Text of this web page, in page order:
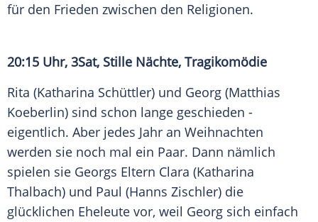
für den Frieden zwischen den Religionen.
20:15 Uhr, 3Sat, Stille Nächte, Tragikomödie
Rita (Katharina Schüttler) und Georg (Matthias
Koeberlin) sind schon lange geschieden -
eigentlich. Aber jedes Jahr an Weihnachten
werden sie noch mal ein Paar. Dann nämlich
spielen sie Georgs Eltern Clara (Katharina
Thalbach) und Paul (Hanns Zischler) die
glücklichen Eheleute vor, weil Georg sich einfach